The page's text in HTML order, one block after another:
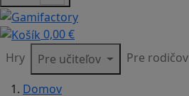
0,00 €
Hry
Pre učiteľov Pre rodičov
Domov